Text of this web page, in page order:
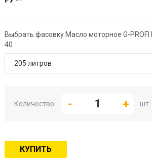
Выбрать фасовку Масло моторное G-PROFI
40
205 литров
Количество: шт.
КУПИТЬ